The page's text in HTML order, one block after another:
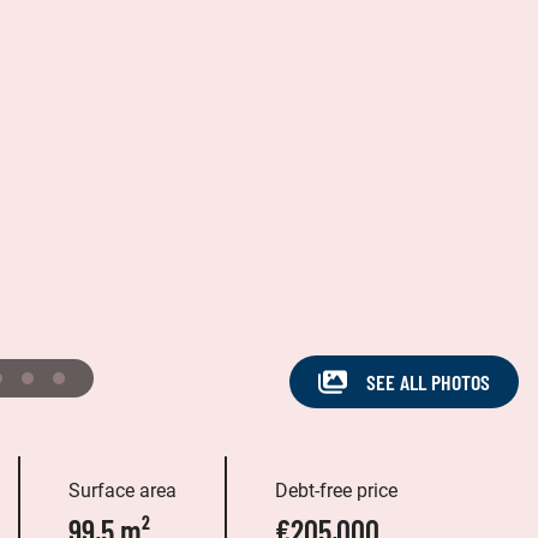
SEE ALL PHOTOS
Surface area
99,5 m²
Debt-free price
€205,000